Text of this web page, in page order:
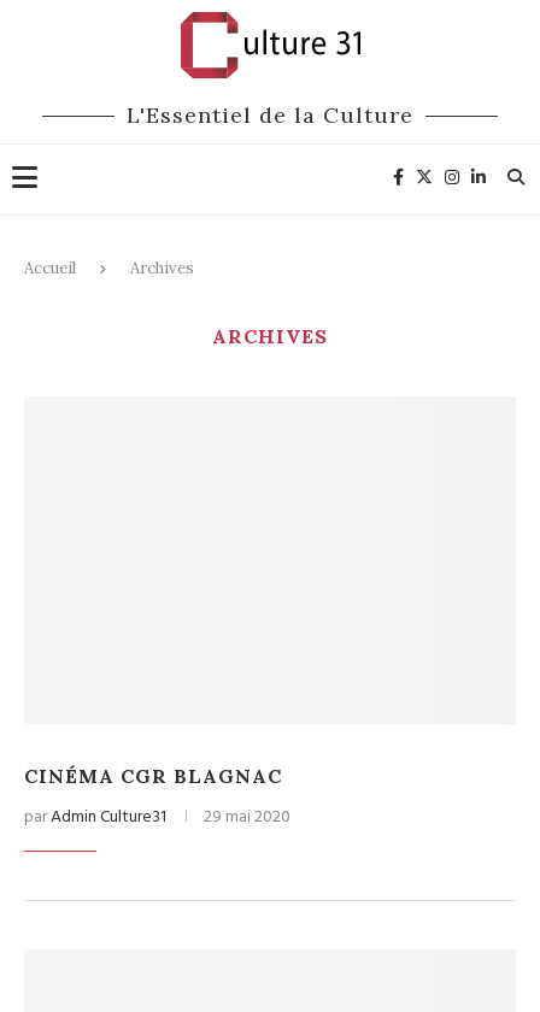
L'Essentiel de la Culture
Accueil Archives
ARCHIVES
CINÉMA CGR BLAGNAC
parAdmin Culture31 29 mai 2020